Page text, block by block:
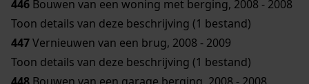
446 Bouwen van een woning met berging, 2008 - 2008
Toon details van deze beschrijving (1 bestand)
447Vernieuwen van een brug, 2008 - 2009
Toon details van deze beschrijving (1 bestand)